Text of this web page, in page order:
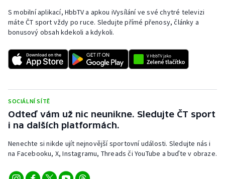
S mobilní aplikací, HbbTV a apkou iVysílání ve své chytré televizi
máte ČT sport vždy po ruce. Sledujte přímé přenosy, články a
bonusový obsah kdekoli a kdykoli.
SOCIÁLNÍ SÍTĚ
Odteď vám už nic neunikne. Sledujte ČT sport
i na dalších platformách.
Nenechte si nikde ujít nejnovější sportovní události. Sledujte nás i
na Facebooku, X, Instagramu, Threads či YouTube a buďte v obraze.